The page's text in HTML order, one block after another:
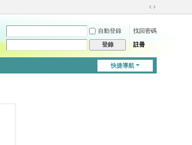
切
到
自動登錄
找回密碼
登錄 註冊
快捷導航